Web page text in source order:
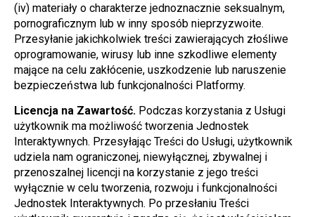
(iv) materiały o charakterze jednoznacznie seksualnym,
pornograficznym lub w inny sposób nieprzyzwoite.
Przesyłanie jakichkolwiek treści zawierających złośliwe
oprogramowanie, wirusy lub inne szkodliwe elementy
mające na celu zakłócenie, uszkodzenie lub naruszenie
bezpieczeństwa lub funkcjonalności Platformy.
Licencja na Zawartość. Podczas korzystania z Usługi
użytkownik ma możliwość tworzenia Jednostek
Interaktywnych. Przesyłając Treści do Usługi, użytkownik
udziela nam ograniczonej, niewyłącznej, zbywalnej i
przenoszalnej licencji na korzystanie z jego treści
wyłącznie w celu tworzenia, rozwoju i funkcjonalności
Jednostek Interaktywnych. Po przesłaniu Treści